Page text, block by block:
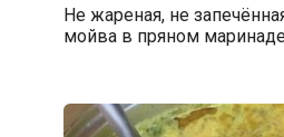
Не жареная, не
мойва в пряном